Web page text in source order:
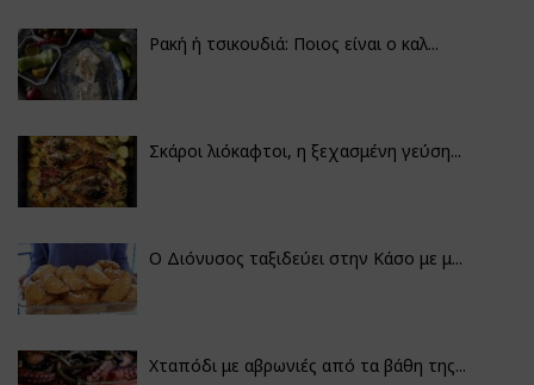
Ρακή ή τσικουδιά: Ποιος είναι ο καλ...
Σκάροι λιόκαφτοι, η ξεχασμένη γεύση...
Ο Διόνυσος ταξιδεύει στην Κάσο με μ...
Χταπόδι με αβρωνιές από τα βάθη της...